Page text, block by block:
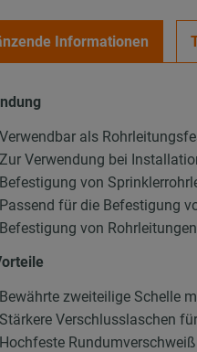
Informationen
Verwendbar als
Zur Verwendung bei
Befestigung von
Passend für die Befestigung
Befestigung von
Bewährte zweiteilige Schelle
Stärkere Verschlusslaschen
Hochfeste